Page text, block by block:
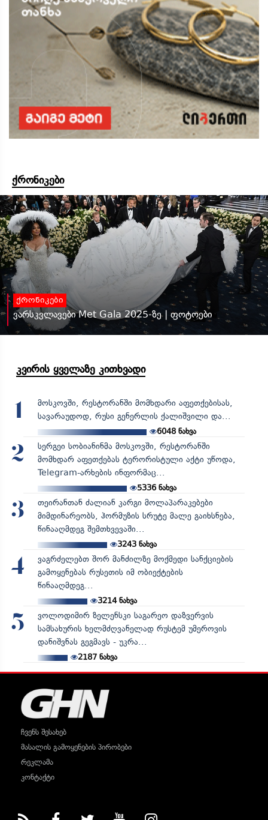
ქრონიკები
ქრონიკები
ვარსკვლავები Met Gala 2025-ზე | ფოტოები
კვირის ყველაზე კითხვადი
1
მოსკოვში, რესტორანში მომხდარი აფეთქებისას,
სავარაუდოდ, რუსი გენერლის ქალიშვილი და...
6048 ნახვა
2
სერგეი სობიანინმა მოსკოვში, რესტორანში
მომხდარ აფეთქებას ტერორისტული აქტი უწოდა,
Telegram-არხების ინფორმაც...
5336ნახვა
3
თეირანთან ძალიან კარგი მოლაპარაკებები
მიმდინარეობს, ჰორმუზის სრუტე მალე გაიხსნება,
წინააღმდეგ შემთხვევაში...
3243ნახვა
4
ვაგრძელებთ შორ მანძილზე მოქმედი სანქციების
გამოყენებას რუსეთის იმ ობიექტების
წინააღმდეგ...
3214ნახვა
5
ვოლოდიმირ ზელენსკი საგარეო დაზვერვის
სამსახურის ხელმძღვანელად რუსტემ უმეროვის
დანიშვნას გეგმავს - უკრა...
2187ნახვა
ჩვენს შესახებ
მასალის გამოყენების პირობები
რეკლამა
კონტაქტი